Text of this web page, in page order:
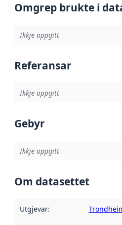
Omgrep brukte i
Ikkje oppgitt
Referansar
Ikkje oppgitt
Gebyr
Ikkje oppgitt
Om datasettet
Utgjevar: